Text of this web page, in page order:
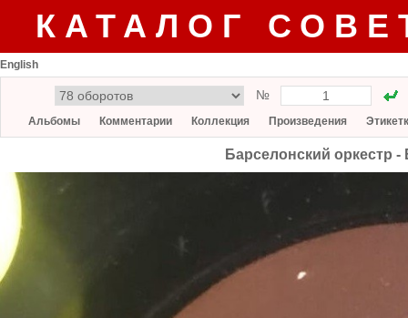
КАТАЛОГ
English
№
Альбомы Комментарии Коллекция Произведения
Барселонский оркестр